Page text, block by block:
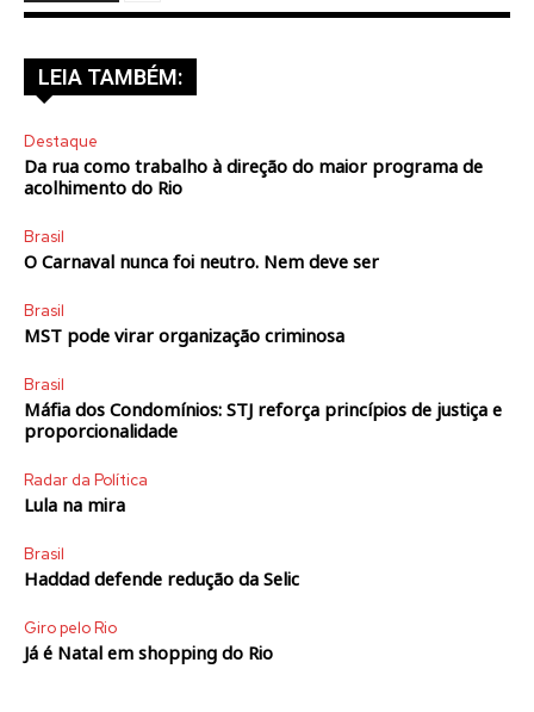
LEIA TAMBÉM:
Destaque
Da rua como trabalho à direção do maior programa de
acolhimento do Rio
Brasil
O Carnaval nunca foi neutro. Nem deve ser
Brasil
MST pode virar organização criminosa
Brasil
Máfia dos Condomínios: STJ reforça princípios de justiça e
proporcionalidade
Radar da Política
Lula na mira
Brasil
Haddad defende redução da Selic
Giro pelo Rio
Já é Natal em shopping do Rio